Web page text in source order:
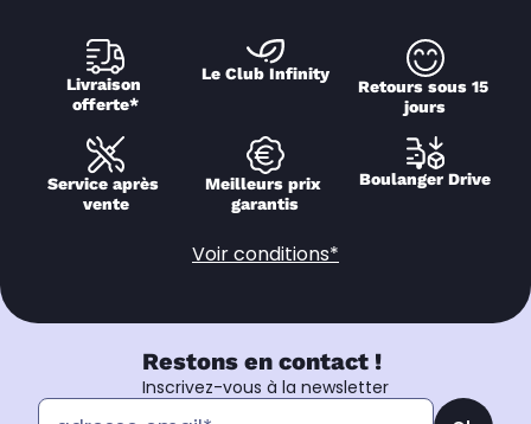
Livraison
offerte*
Le Club Infinity
Retours sous 15
jours
Service après
vente
Meilleurs prix
garantis
Boulanger Drive
Voir conditions*
Restons en contact !
Inscrivez-vous à la newsletter